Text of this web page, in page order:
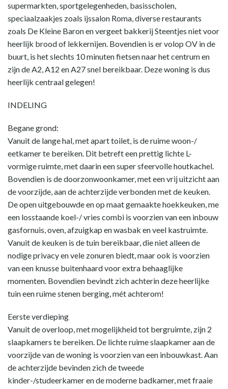
supermarkten, sportgelegenheden, basisscholen,
speciaalzaakjes zoals ijssalon Roma, diverse restaurants
zoals De Kleine Baron en vergeet bakkerij Steentjes niet voor
heerlijk brood of lekkernijen. Bovendien is er volop OV in de
buurt, is het slechts 10 minuten fietsen naar het centrum en
zijn de A2, A12 en A27 snel bereikbaar. Deze woning is dus
heerlijk centraal gelegen!
INDELING
Begane grond:
Vanuit de lange hal, met apart toilet, is de ruime woon-/
eetkamer te bereiken. Dit betreft een prettig lichte L-
vormige ruimte, met daarin een super sfeervolle houtkachel.
Bovendien is de doorzonwoonkamer, met een vrij uitzicht aan
de voorzijde, aan de achterzijde verbonden met de keuken.
De open uitgebouwde en op maat gemaakte hoekkeuken, me
een losstaande koel-/ vries combi is voorzien van een inbouw
gasfornuis, oven, afzuigkap en wasbak en veel kastruimte.
Vanuit de keuken is de tuin bereikbaar, die niet alleen de
nodige privacy en vele zonuren biedt, maar ook is voorzien
van een knusse buitenhaard voor extra behaaglijke
momenten. Bovendien bevindt zich achterin deze heerlijke
tuin een ruime stenen berging, mét achterom!
Eerste verdieping
Vanuit de overloop, met mogelijkheid tot bergruimte, zijn 2
slaapkamers te bereiken. De lichte ruime slaapkamer aan de
voorzijde van de woning is voorzien van een inbouwkast. Aan
de achterzijde bevinden zich de tweede
kinder-/studeerkamer en de moderne badkamer, met fraaie